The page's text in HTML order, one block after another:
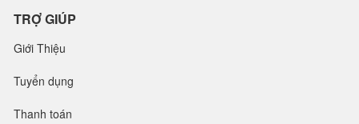
TRỢ GIÚP
Giới Thiệu
Tuyển dụng
Thanh toán